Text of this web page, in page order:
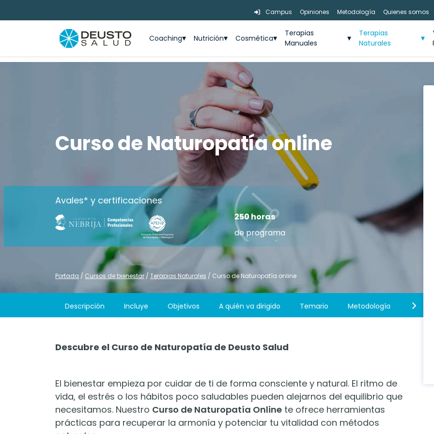
Campus Opiniones Metodología Quienes somos
Coaching Nutrición Cosmética
Terapias
Manuales
Terapias
Naturales
Curso de Naturopatía online
Avales* y certificaciones
250 horas
de programa
Portada / Cursos de bienestar / Terapias Naturales / Curso de Naturopatía online
Descripción Incluye Objetivos A quién va dirigido Temario Metodología
Descubre el Curso de Naturopatía de Deusto Salud
El bienestar empieza por cuidar de ti de forma consciente y natural. El ritmo de
vida, el estrés o los hábitos poco saludables pueden alejarnos del equilibrio que
necesitamos. Nuestro Curso de Naturopatía Online te ofrece herramientas
prácticas para recuperar la armonía y potenciar tu vitalidad con métodos